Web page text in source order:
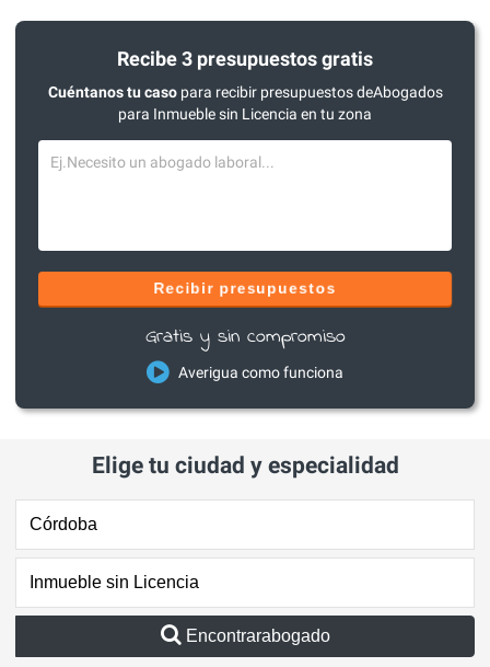
Recibe 3 presupuestos gratis
Cuéntanos tu casopara recibir presupuestos deAbogados
para Inmueble sin Licencia en tu zona
Recibir presupuestos
Gratis y sin compromiso
Averigua como funciona
Elige tu ciudad y especialidad
Encontrarabogado